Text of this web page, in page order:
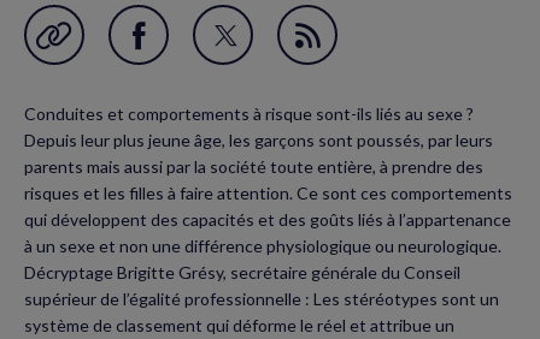
Garder en favori
Partager
Facebook
(nouvelle
fenêtre)
Partager
Twitter
(nouvelle
fenêtre)
Flux
Conduites et comportements à risque sont-ils liés au sexe ?
Depuis leur plus jeune âge, les garçons sont poussés, par leurs
parents mais aussi par la société toute entière, à prendre des
risques et les filles à faire attention. Ce sont ces comportements
qui développent des capacités et des goûts liés à l’appartenance
à un sexe et non une différence physiologique ou neurologique.
Décryptage Brigitte Grésy, secrétaire générale du Conseil
supérieur de l’égalité professionnelle : Les stéréotypes sont un
système de classement qui déforme le réel et attribue un